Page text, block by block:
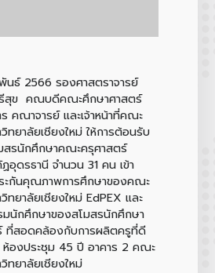
นธ์ 2566 รองศาสตราจารย์
สุข คณบดีคณะศึกษาศาสตร์
คณาจารย์ และเจ้าหน้าที่คณะ
ทยาลัยเชียงใหม่ ให้การต้อนรับ
สรนักศึกษาคณะครุศาสตร์
อุดรธานี จำนวน 31 คน เข้า
ะกันคุณภาพการศึกษาของคณะ
ทยาลัยเชียงใหม่ EdPEX และ
นักศึกษาของสโมสรนักศึกษา
ที่สอดคล้องกับการผลิตครูที่ดี
งประชุม 45 ปี อาคาร 2 คณะ
ทยาลัยเชียงใหม่